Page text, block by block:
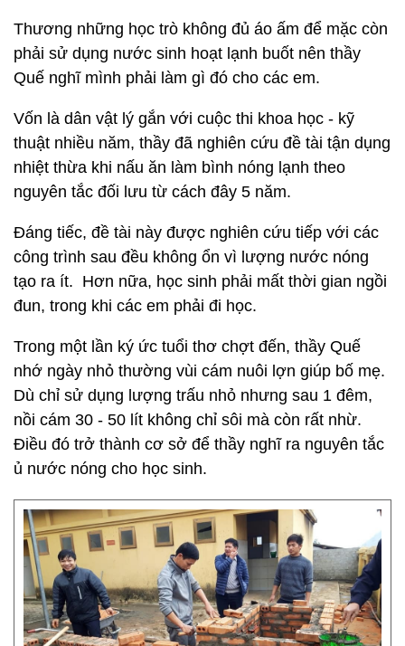
Thương những học trò không đủ áo ấm để mặc còn
phải sử dụng nước sinh hoạt lạnh buốt nên thầy
Quế nghĩ mình phải làm gì đó cho các em.
Vốn là dân vật lý gắn với cuộc thi khoa học - kỹ
thuật nhiều năm, thầy đã nghiên cứu đề tài tận dụng
nhiệt thừa khi nấu ăn làm bình nóng lạnh theo
nguyên tắc đối lưu từ cách đây 5 năm.
Đáng tiếc, đề tài này được nghiên cứu tiếp với các
công trình sau đều không ổn vì lượng nước nóng
tạo ra ít. Hơn nữa, học sinh phải mất thời gian ngồi
đun, trong khi các em phải đi học.
Trong một lần ký ức tuổi thơ chợt đến, thầy Quế
nhớ ngày nhỏ thường vùi cám nuôi lợn giúp bố mẹ.
Dù chỉ sử dụng lượng trấu nhỏ nhưng sau 1 đêm,
nồi cám 30 - 50 lít không chỉ sôi mà còn rất nhừ.
Điều đó trở thành cơ sở để thầy nghĩ ra nguyên tắc
ủ nước nóng cho học sinh.